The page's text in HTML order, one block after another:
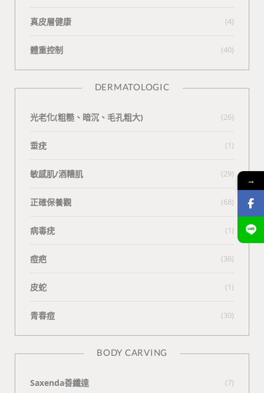
真皮層健康 (4)
體重控制 (40)
DERMATOLOGIC
光老化(粗糙、暗沉、毛孔粗大) (26)
垂疣 (1)
敏感肌/酒糟肌 (29)
正確保養觀 (68)
病毒疣 (1)
痘疤 (36)
皮蛇 (1)
青春痘 (30)
BODY CARVING
Saxenda善纖達 (7)
→